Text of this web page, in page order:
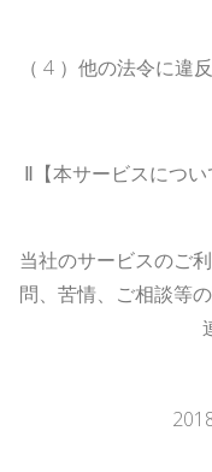
（ 4 ）他の法令に違
Ⅱ【本サービスにつ
当社のサービスのご
問、苦情、ご相談等